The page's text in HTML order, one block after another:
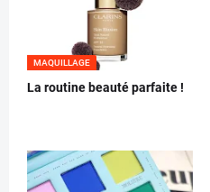
MAQUILLAGE
La routine beauté parfaite !